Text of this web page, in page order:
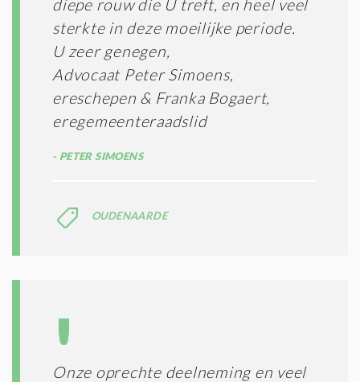
diepe rouw die U treft, en heel veel
sterkte in deze moeilijke periode.
U zeer genegen,
Advocaat Peter Simoens,
ereschepen & Franka Bogaert,
eregemeenteraadslid
PETER SIMOENS
OUDENAARDE
Onze oprechte deelneming en veel